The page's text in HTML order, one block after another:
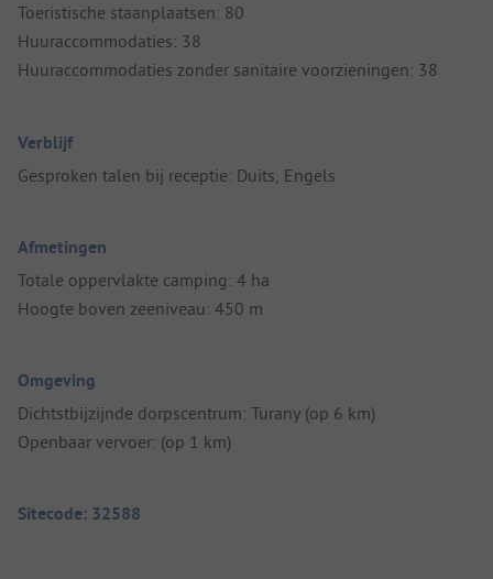
Toeristische staanplaatsen: 80
Huuraccommodaties: 38
Huuraccommodaties zonder sanitaire voorzieningen: 38
Verblijf
Gesproken talen bij receptie: Duits, Engels
Afmetingen
Totale oppervlakte camping: 4 ha
Hoogte boven zeeniveau: 450 m
Omgeving
Dichtstbijzijnde dorpscentrum: Turany (op 6 km)
Openbaar vervoer: (op 1 km)
Sitecode: 32588